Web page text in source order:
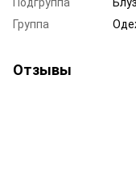
Группа
Отзывы